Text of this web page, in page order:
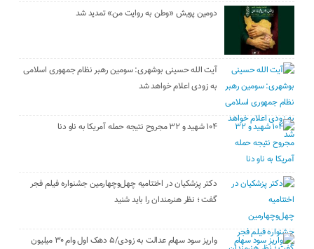
دومین پویش «وطن به روایت من» تمدید شد
آیت الله حسینی بوشهری: سومین رهبر نظام جمهوری اسلامی
به زودی اعلام خواهد شد
۱۰۴ شهید و ۳۲ مجروح نتیجه حمله آمریکا به ناو دنا
دکتر پزشکیان در اختتامیه چهل‌وچهارمین جشنواره فیلم فجر
گفت ؛ نظر هنرمندان را باید شنید
واریز سود سهام عدالت به زودی/۵ دهک اول وام ۳۰ میلیون